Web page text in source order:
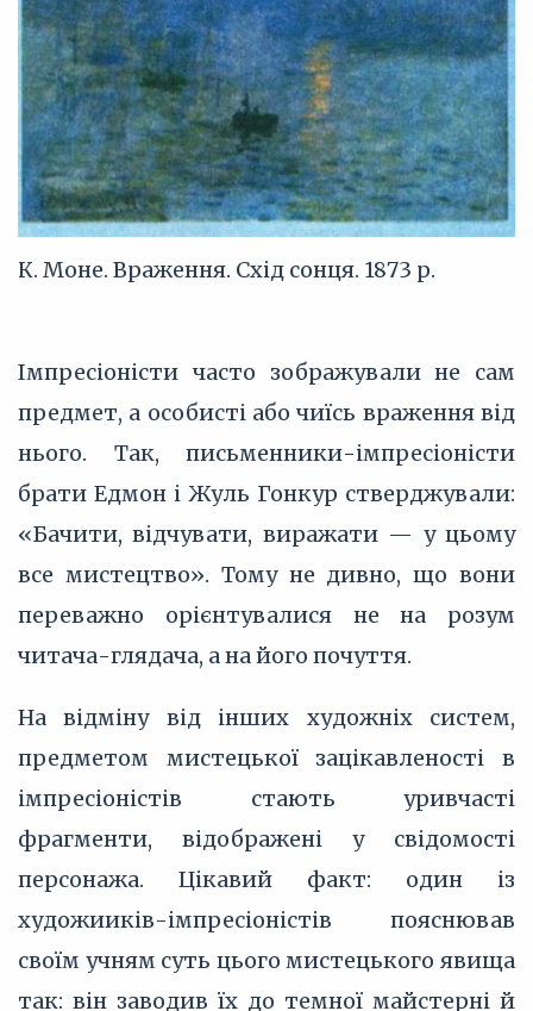
К. Моне. Враження. Схід сонця. 1873 р.
Імпресіоністи часто зображували не сам
предмет, а особисті або чиїсь враження від
нього. Так, письменники-імпресіоністи
брати Едмон і Жуль Гонкур стверджували:
«Бачити, відчувати, виражати — у цьому
все мистецтво». Тому не дивно, що вони
переважно орієнтувалися не на розум
читача-глядача, а на його почуття.
На відміну від інших художніх систем,
предметом мистецької зацікавленості в
імпресіоністів стають уривчасті
фрагменти, відображені у свідомості
персонажа. Цікавий факт: один із
художииків-імпресіоністів пояснював
своїм учням суть цього мистецького явища
так: він заводив їх до темної майстерні й